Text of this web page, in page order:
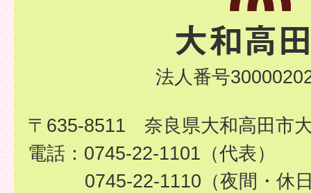
法人番号
〒635-8511 奈良県大和高田市
電話：0745-22-1101（代表）
0745-22-1110（夜間・休